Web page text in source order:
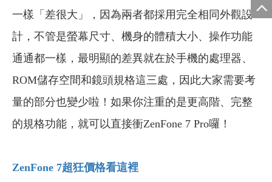
一樣「差很大」， 因為兩者都採用完全相同外觀設
計，不管是螢幕尺寸、機身的體積大小、操作功能
通通都一樣，最明顯的差異就在於手機的處理器、
ROM儲存空間和鏡頭規格這三處，因此大家需要考
量的部分也變少啦！如果你注重的是更高階、完整
的規格功能，就可以直接衝ZenFone 7 Pro囉！
ZenFone 7超狂價格看這裡